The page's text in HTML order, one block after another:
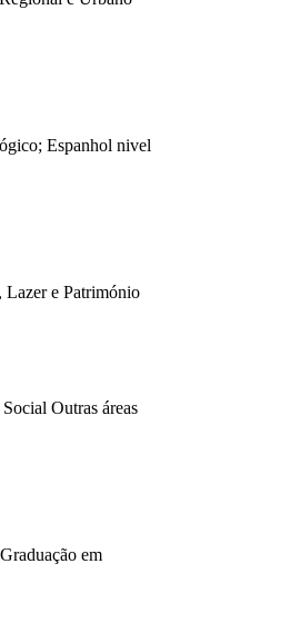
Espanhol nivel
Lazer e Património
Outras áreas
em